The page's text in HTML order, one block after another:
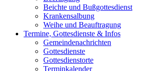
Beichte und Bußgottesdienst
Krankensalbung
Weihe und Beauftragung
Termine, Gottesdienste & Infos
Gemeindenachrichten
Gottesdienste
Gottesdienstorte
Terminkalender